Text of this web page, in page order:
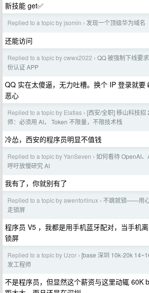
新技能 get✅
Replied to a topic by jsomin › 发现一个顶级华为域名
还能访问
Replied to a topic by cwwx2022 › QQ 被强制下线要
份认证 APP
QQ 实在太傻逼，无力吐槽。换个 IP 登录就要
恶心
Replied to a topic by Elatlas › [西安/全职] 移山科技招
师：必须用 AI， Token 不限量，不限技术栈
冷怂，西安的程序员明显不值钱
Replied to a topic by YanSeven › 如何看待 OpenAI
呼吁放慢研究 AI
我有了，你就别有了
Replied to a topic by awenforlinux › 不跳就锁——用
走锁屏
程序员 V5 ，我都是用手机蓝牙配对，当手机
锁屏
Replied to a topic by Uzor › [base 深圳 10k-20k
发工程师
不是程序员，但显然这个薪资与这里动辄 60K